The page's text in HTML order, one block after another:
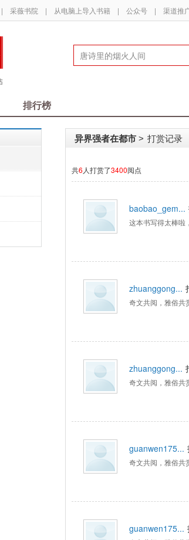
| 采薇书院 | 从电脑上导入书籍 | 公众号 | 渠道推
排行榜
异界强者在都市 > 打赏记录
共6 人打赏了3400阅点
baobao_gem...
这本书写得太棒啦
zhuanggong...
奇文共阅，雅俗共
zhuanggong...
奇文共阅，雅俗共
guanwen175...
奇文共阅，雅俗共
guanwen175...